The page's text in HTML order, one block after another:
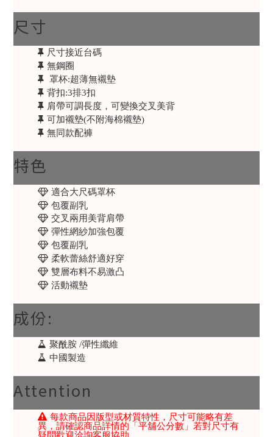
尺寸
尺寸接近台碼
無鋼圈
罩杯:超薄無襯墊
背扣:3排3扣
肩帶可調長度，可變換交叉美背
可加襯墊(不附海棉襯墊)
無同款配褲
特色
適合大尺碼罩杯
包覆副乳
交叉兩用美背肩帶
彈性網紗加強包覆
包覆副乳
柔軟蕾絲舒適好穿
雙層布料不易激凸
活動襯墊
成份:
聚酰胺 /彈性纖維
中國製造
Attention
每款商品因版型或材質特性，尺寸可能略有差
異，請確認商品詳情的「平舖公分數」若對尺寸有
疑問歡迎洽詢客服協助。